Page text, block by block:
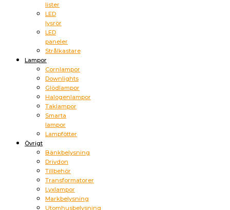
lister
LED
lysrör
LED
paneler
Strålkastare
Lampor
Cornlampor
Downlights
Glödlampor
Halogenlampor
Taklampor
Smarta
lampor
Lampfötter
Övrigt
Bänkbelysning
Drivdon
Tillbehör
Transformatorer
Lyxlampor
Markbelysning
Utomhusbelysning